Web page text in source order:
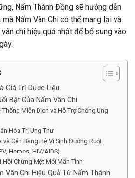
Nấm Thành Đồng sẽ hướng dẫn
Nấm Vân Chi có thể mang lại và
chi hiệu quả nhất để bổ sung vào
Giá Trị Dược Liệu
Bật Của Nấm Vân Chi
Thống Miễn Dịch và Hỗ Trợ Chống Ung
Hóa Trị Ung Thư
và Cân Bằng Hệ Vi Sinh Đường Ruột
Herpes, HIV/AIDS)
Hội Chứng Mệt Mỏi Mãn Tính
Vân Chi Hiệu Quả Từ Nấm Thành